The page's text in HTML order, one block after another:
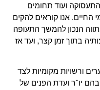
ועוד תחומים
אנו קוראים להקים
הנכון להמשך התעופה
בתוך זמן קצר, ועד אז
מקומיות לצד
יו"ר ועדת הפנים של